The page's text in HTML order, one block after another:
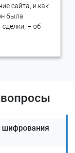
большим
по ГОСТ Р
услуг
или вендором.
по
сайта, и как
была
– об
шифрования